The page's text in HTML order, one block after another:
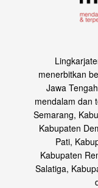
menerbitkan
Jawa
mendalam dan
Semarang,
Kabupaten
Pati,
Kabupaten
Salatiga,